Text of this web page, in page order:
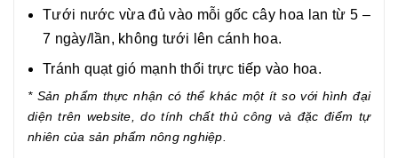
Tưới nước vừa đủ vào mỗi gốc cây hoa lan từ 5 –
7 ngày/lần, không tưới lên cánh hoa.
Tránh quạt gió mạnh thổi trực tiếp vào hoa.
* Sản phẩm thực nhận có thể khác một ít so với hình đại
diện trên website, do tính chất thủ công và đặc điểm tự
nhiên của sản phẩm nông nghiệp.